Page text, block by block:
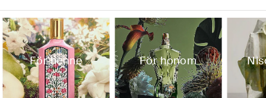
För henne För honom